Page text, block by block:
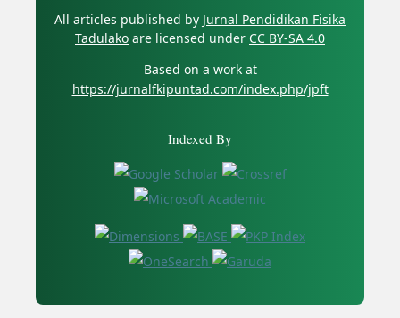
All articles published by Jurnal Pendidikan Fisika
Tadulako are licensed under CC BY-SA 4.0
Based on a work at
https://jurnalfkipuntad.com/index.php/jpft
Indexed By